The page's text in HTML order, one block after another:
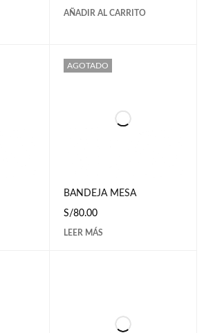
AÑADIR AL CARRITO
AGOTADO
BANDEJA MESA
S/80.00
LEER MÁS